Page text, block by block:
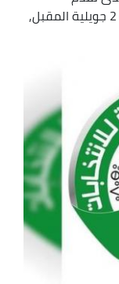
اللوجيستية الخاصة بتشريعيات 2 جويلية المقبل,